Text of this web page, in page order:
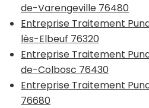
de-Varengeville 76480
Entreprise Traitement
lès-Elbeuf 76320
Entreprise Traitement
de-Colbosc 76430
Entreprise Traitement
76680